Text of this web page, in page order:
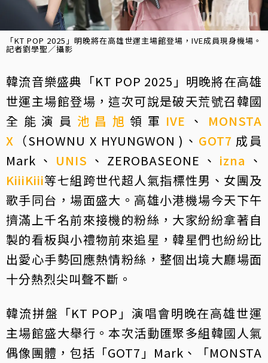
「KT POP 2025」明晚將在高雄世運主場館登場，IVE成員現身機場。
記者劉學聖／攝影
韓流音樂盛典「KT POP 2025」明晚將在高雄
世運主場館登場，這次可說是破天荒號召韓國
全能演員 池昌旭領軍 IVE 、 MONSTA
X （SHOWNU X HYUNGWON )、 GOT7 成員
Mark、 UNIS 、ZEROBASEONE、 izna 、
KiiiKiii等七組跨世代超人氣指標性男、女團及
歌手同台，場面盛大。高雄小港機場今天下午
擠滿上千名前來接機的粉絲，大家紛紛拿著自
製的看板與小禮物前來追星，韓星們也紛紛比
出愛心手勢回應熱情粉絲，整個出境大廳場面
十分熱烈尖叫聲不斷。
韓流拼盤「KT POP」演唱會明晚在高雄世運
主場館盛大舉行。本次活動匯聚多組韓國人氣
偶像團體，包括「GOT7」Mark、「MONSTA